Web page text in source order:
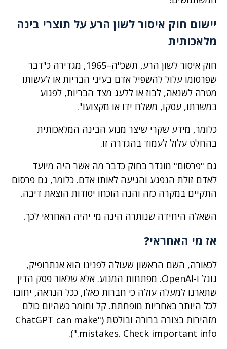
יישום חוק איסור לשון הרע על תוצרי בינה
מלאכותית
חוק איסור לשון הרע, תשכ"ה–1965, מגדירה כ"דבר
שפרסומו עלול להשפיל אדם בעיני הבריות או לעשותו
מטרה לשנאה, לבוז או ללעג מצד הבריות, לפגוע
במשרתו, עסקו, משלח ידו או מקצועו".
כלומר, מידע שקרי שיצר מנוע הבינה המלאכותית
בהחלט עלול לעמוד בהגדרה זו.
גם "פרסום" מוגדר בחוק כדבר מה אשר היה מיועד
לאדם זולת הנפגע והגיעה לאותו אדם. כלומר, גם פרסום
התקיים במקרה כזה והנה הוכחו יסודות הוצאת דיבה.
השאלה היחידה שנותרה הינה מי יהיה האחראי לכך.
אז מי האחראי?
לכאורה, השם הראשון שעולה לפנינו הוא אנתרופיק,
גוגל ו-OpenAI. מפתחות המנוע. אלא שלאור פסק הדין
שתארנו למעלה עולה כי חברות כאלו, ככל הנראה, יחובו
לכל היותר באחריות מופחתת. קל וחומר כשהיום כולם
מזהירות בצורה ברורה ובולטת ("ChatGPT can make
mistakes. Check important info.").